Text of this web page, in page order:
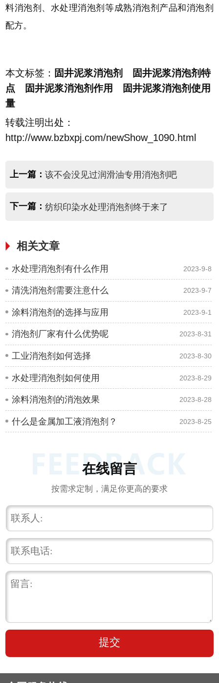
料消泡剂、水处理消泡剂等成熟消泡剂产品和消泡剂
配方。
本文标签： 固井泥浆消泡剂 固井泥浆消泡剂特
点 固井泥浆消泡剂作用 固井泥浆消泡剂使用
量
转载注明出处：
http://www.bzbxpj.com/newShow_1090.html
上一篇： 该不会没见过润滑油专用消泡剂吧
下一篇： 纺织印染水处理消泡剂终于来了
相关文章
水处理消泡剂有什么作用 2023-9-8
清洗消泡剂需要注意什么 2023-9-7
涂料消泡剂的选择与应用 2023-9-1
消泡剂厂家有什么优势呢 2023-8-31
工业消泡剂如何选择 2023-8-30
水处理消泡剂如何使用 2023-8-29
涂料消泡剂的消泡效果 2023-8-28
什么是金属加工液消泡剂？ 2023-8-25
在线留言
按需求定制，满足你更高的要求